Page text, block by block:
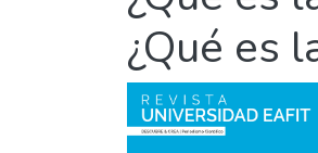
¿Qué es